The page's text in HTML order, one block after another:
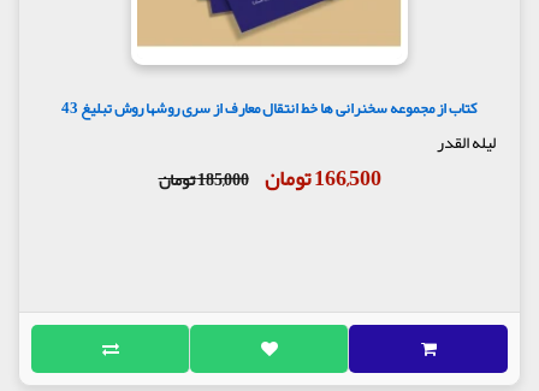
کتاب از مجموعه سخنرانی ها خط انتقال معارف از سری روشها روش تبلیغ 43
لیله القدر
166,500 تومان 185,000 تومان